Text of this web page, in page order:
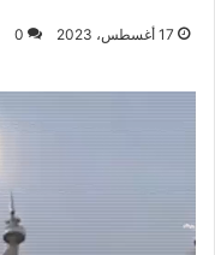
17 أغسطس، 2023 0